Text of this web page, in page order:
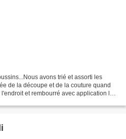
avons trié et assorti les
de la découpe et de la couture quand
et rembourré avec application les